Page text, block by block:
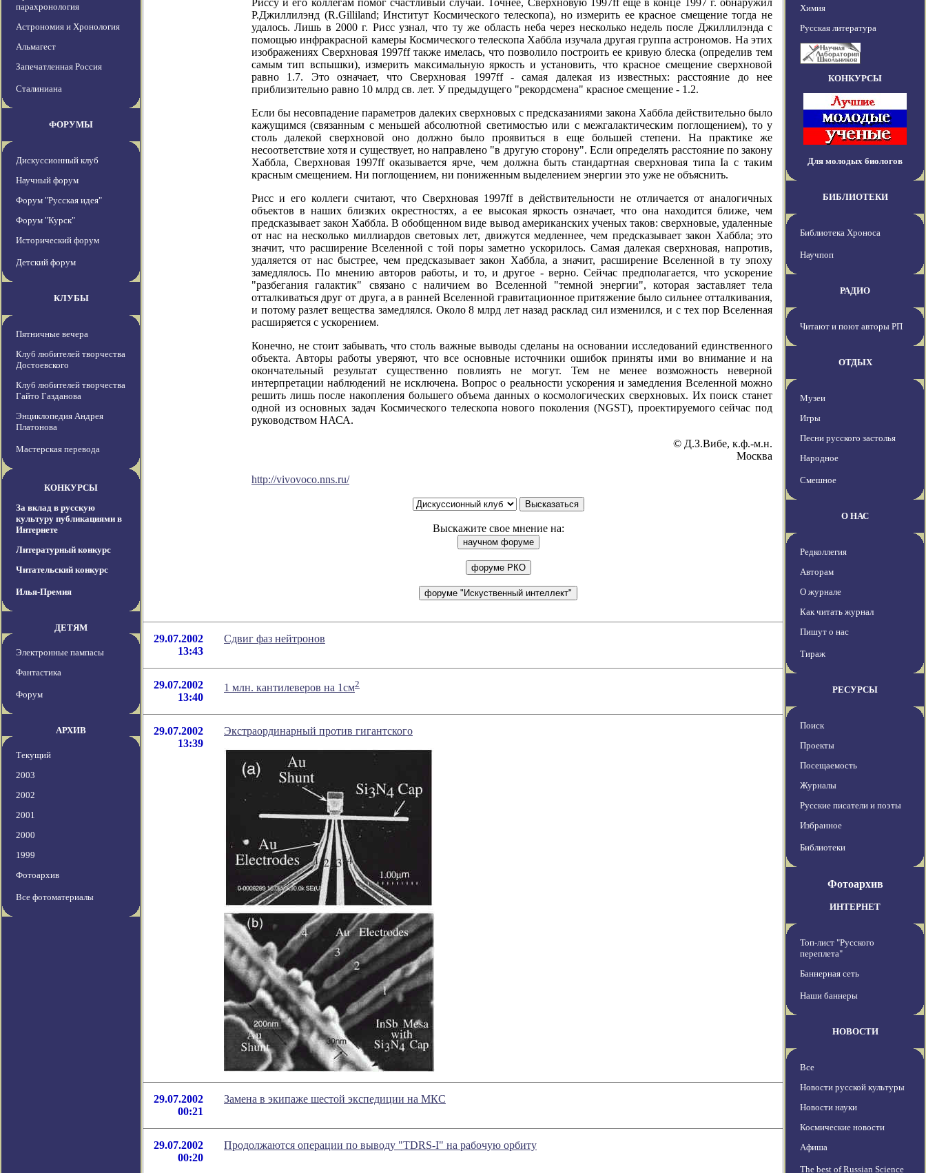
парахронология
Астрономия и Хронология
Альмагест
Запечатленная Россия
Сталиниана
ФОРУМЫ
Дискуссионный клуб
Научный форум
Форум "Русская идея"
Форум "Курск"
Исторический форум
Детский форум
КЛУБЫ
Пятничные вечера
Клуб любителей творчества
Достоевского
Клуб любителей творчества
Гайто Газданова
Энциклопедия Андрея
Платонова
Мастерская перевода
КОНКУРСЫ
За вклад в русскую
культуру публикациями в
Интернете
Литературный конкурс
Читательский конкурс
Илья-Премия
ДЕТЯМ
Электронные пампасы
Фантастика
Форум
АРХИВ
Текущий
2003
2002
2001
2000
1999
Фотоархив
Все фотоматериалы
Риссу и его коллегам помог счастливый случай. Точнее, Сверхновую 1997ff еще в конце 1997 г. обнаружил
Р.Джиллилэнд (R.Gilliland; Институт Космического телескопа), но измерить ее красное смещение тогда не
удалось. Лишь в 2000 г. Рисс узнал, что ту же область неба через несколько недель после Джиллилэнда с
помощью инфракрасной камеры Космического телескопа Хаббла изучала другая группа астрономов. На этих
изображениях Сверхновая 1997ff также имелась, что позволило построить ее кривую блеска (определив тем
самым тип вспышки), измерить максимальную яркость и установить, что красное смещение сверхновой
равно 1.7. Это означает, что Сверхновая 1997ff - самая далекая из известных: расстояние до нее
приблизительно равно 10 млрд св. лет. У предыдущего "рекордсмена" красное смещение - 1.2.
Если бы несовпадение параметров далеких сверхновых с предсказаниями закона Хаббла действительно было
кажущимся (связанным с меньшей абсолютной светимостью или с межгалактическим поглощением), то у
столь далекой сверхновой оно должно было проявиться в еще большей степени. На практике же
несоответствие хотя и существует, но направлено "в другую сторону". Если определять расстояние по закону
Хаббла, Сверхновая 1997ff оказывается ярче, чем должна быть стандартная сверхновая типа Ia с таким
красным смещением. Ни поглощением, ни пониженным выделением энергии это уже не объяснить.
Рисс и его коллеги считают, что Сверхновая 1997ff в действительности не отличается от аналогичных
объектов в наших близких окрестностях, а ее высокая яркость означает, что она находится ближе, чем
предсказывает закон Хаббла. В обобщенном виде вывод американских ученых таков: сверхновые, удаленные
от нас на несколько миллиардов световых лет, движутся медленнее, чем предсказывает закон Хаббла; это
значит, что расширение Вселенной с той поры заметно ускорилось. Самая далекая сверхновая, напротив,
удаляется от нас быстрее, чем предсказывает закон Хаббла, а значит, расширение Вселенной в ту эпоху
замедлялось. По мнению авторов работы, и то, и другое - верно. Сейчас предполагается, что ускорение
"разбегания галактик" связано с наличием во Вселенной "темной энергии", которая заставляет тела
отталкиваться друг от друга, а в ранней Вселенной гравитационное притяжение было сильнее отталкивания,
и потому разлет вещества замедлялся. Около 8 млрд лет назад расклад сил изменился, и с тех пор Вселенная
расширяется с ускорением.
Конечно, не стоит забывать, что столь важные выводы сделаны на основании исследований единственного
объекта. Авторы работы уверяют, что все основные источники ошибок приняты ими во внимание и на
окончательный результат существенно повлиять не могут. Тем не менее возможность неверной
интерпретации наблюдений не исключена. Вопрос о реальности ускорения и замедления Вселенной можно
решить лишь после накопления большего объема данных о космологических сверхновых. Их поиск станет
одной из основных задач Космического телескопа нового поколения (NGST), проектируемого сейчас под
руководством НАСА.
© Д.З.Вибе, к.ф.-м.н.
Москва
http://vivovoco.nns.ru/
Выскажите свое мнение на:
29.07.2002
13:43
Сдвиг фаз нейтронов
29.07.2002
13:40
1 млн. кантилеверов на 1см2
29.07.2002
13:39
Экстраординарный против гигантского
29.07.2002
00:21
Замена в экипаже шестой экспедиции на МКС
29.07.2002
00:20
Продолжаются операции по выводу "TDRS-I" на рабочую орбиту
Химия
Русская литература
КОНКУРСЫ
Для молодых биологов
БИБЛИОТЕКИ
Библиотека Хроноса
Научпоп
РАДИО
Читают и поют авторы РП
ОТДЫХ
Музеи
Игры
Песни русского застолья
Народное
Смешное
О НАС
Редколлегия
Авторам
О журнале
Как читать журнал
Пишут о нас
Тираж
РЕСУРСЫ
Поиск
Проекты
Посещаемость
Журналы
Русские писатели и поэты
Избранное
Библиотеки
Фотоархив
ИНТЕРНЕТ
Топ-лист "Русского
переплета"
Баннерная сеть
Наши баннеры
НОВОСТИ
Все
Новости русской культуры
Новости науки
Космические новости
Афиша
The best of Russian Science